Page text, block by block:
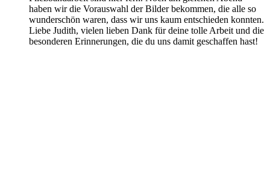
haben wir die Vorauswahl der Bilder bekommen, die alle so
wunderschön waren, dass wir uns kaum entschieden konnten.
Liebe Judith, vielen lieben Dank für deine tolle Arbeit und die
besonderen Erinnerungen, die du uns damit geschaffen hast!